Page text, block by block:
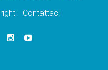
Contattaci